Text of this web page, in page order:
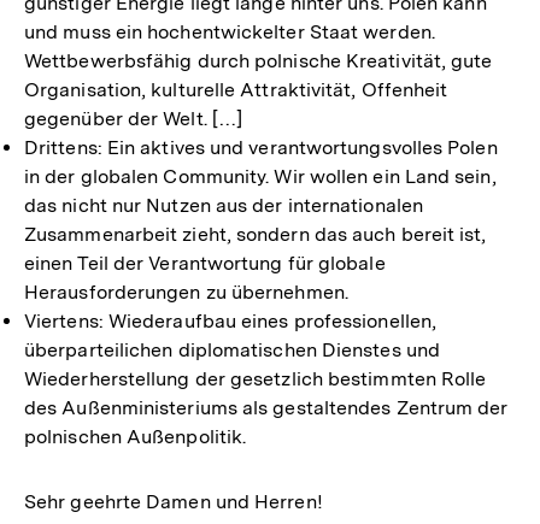
und muss ein hochentwickelter Staat werden.
Wettbewerbsfähig durch polnische Kreativität, gute
Organisation, kulturelle Attraktivität, Offenheit
gegenüber der Welt. […]
Drittens: Ein aktives und verantwortungsvolles Polen
in der globalen Community. Wir wollen ein Land sein,
das nicht nur Nutzen aus der internationalen
Zusammenarbeit zieht, sondern das auch bereit ist,
einen Teil der Verantwortung für globale
Herausforderungen zu übernehmen.
Viertens: Wiederaufbau eines professionellen,
überparteilichen diplomatischen Dienstes und
Wiederherstellung der gesetzlich bestimmten Rolle
des Außenministeriums als gestaltendes Zentrum der
polnischen Außenpolitik.
Sehr geehrte Damen und Herren!